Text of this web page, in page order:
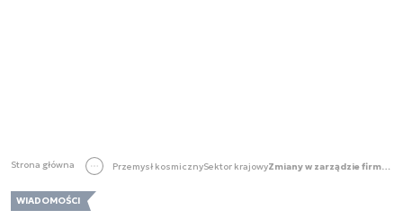
Strona główna Przemysł kosmicznySektor krajowy Zmiany w zarządzie firmy PIAP Space
WIADOMOŚCI